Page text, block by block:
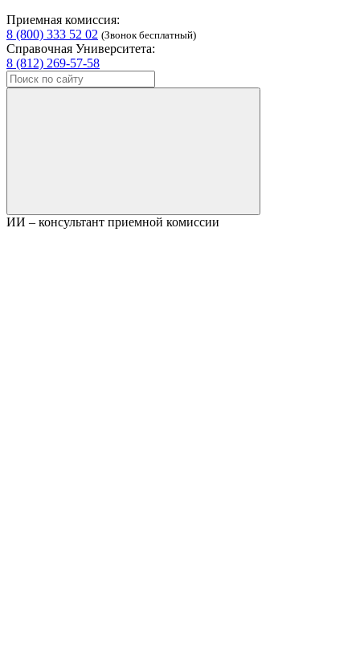
Приемная комиссия:
8 (800) 333 52 02 (Звонок бесплатный)
Справочная Университета:
8 (812) 269-57-58
ИИ – консультант приемной комиссии